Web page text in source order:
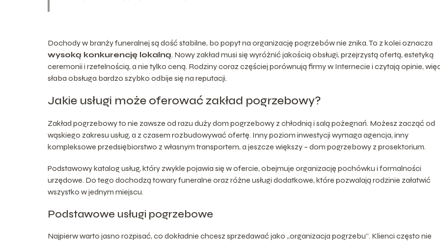
Dochody w branży funeralnej są dość stabilne, bo popyt na organizację pogrzebów nie znika. To z kolei oznacza
wysoką konkurencję lokalną. Nowy zakład musi się wyróżnić jakością obsługi, przejrzystą ofertą, estetyką
ceremonii i rzetelnością, a nie tylko ceną. Rodziny coraz częściej porównują firmy w Internecie i czytają opinie,
słaba obsługa bardzo szybko odbije się na reputacji.
Jakie usługi może oferować zakład pogrzebowy?
Zakład pogrzebowy to nie zawsze od razu duży dom pogrzebowy z chłodnią i salą pożegnań. Możesz zacząć od
wąskiego zakresu usług, a z czasem rozbudowywać ofertę. Inny poziom inwestycji wymaga agencja, inny
kompleksowe przedsiębiorstwo z własnym transportem, a jeszcze większy – dom pogrzebowy z prosektorium.
Podstawowy katalog usług, który zwykle pojawia się w ofercie, obejmuje organizację pochówku i formalności
urzędowe. Do tego dochodzą towary funeralne oraz różne usługi dodatkowe, które pozwalają rodzinie załatwić
wszystko w jednym miejscu.
Podstawowe usługi pogrzebowe
Najpierw warto jasno rozpisać, co dokładnie chcesz sprzedawać jako „organizacja pogrzebu”. Klienci często nie